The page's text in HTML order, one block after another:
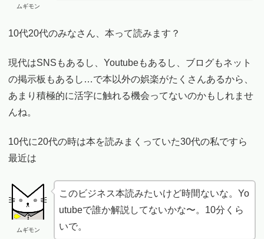
ムギモン
10代20代のみなさん、本って読みます？
現代はSNSもあるし、Youtubeもあるし、ブログもネット
の掲示板もあるし…で本以外の娯楽がたくさんあるから、
あまり積極的に活字に触れる機会ってないのかもしれませ
んね。
10代に20代の時は本を読みまくっていた30代の私ですら
最近は
ムギモン
このビジネス本読みたいけど時間ないな。Yo
utubeで誰か解説してないかな〜。10分くら
いで。